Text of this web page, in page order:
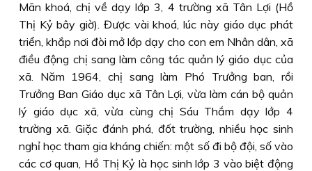
Mãn khoá, chị về dạy lớp 3, 4 trường xã Tân Lợi (Hồ
Thị Kỷ bây giờ). Được vài khoá, lúc này giáo dục phát
triển, khắp nơi đòi mở lớp dạy cho con em Nhân dân, xã
điều động chị sang làm công tác quản lý giáo dục của
xã. Năm 1964, chị sang làm Phó Trưởng ban, rồi
Trưởng Ban Giáo dục xã Tân Lợi, vừa làm cán bộ quản
lý giáo dục xã, vừa cùng chị Sáu Thắm dạy lớp 4
trường xã. Giặc đánh phá, đốt trường, nhiều học sinh
nghỉ học tham gia kháng chiến: một số đi bộ đội, số vào
các cơ quan, Hồ Thị Kỷ là học sinh lớp 3 vào biệt động